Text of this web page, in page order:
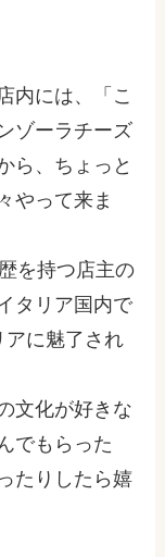
内には、「こ
ゾーラチーズ
ら、ちょっと
やって来ま
を持つ店主の
タリア国内で
アに魅了され
文化が好きな
でもらった
たりしたら嬉